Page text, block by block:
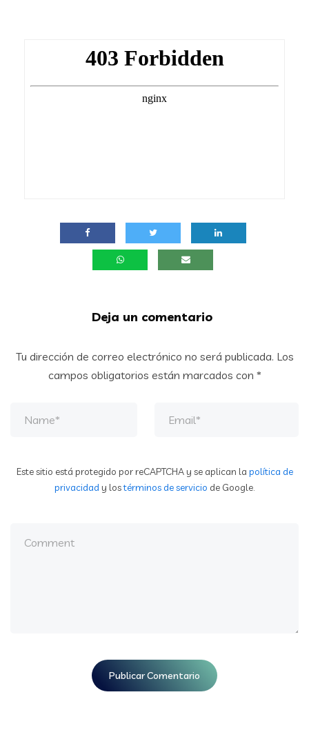
Deja un comentario
Tu dirección de correo electrónico no será publicada. Los
campos obligatorios están marcados con *
Este sitio está protegido por reCAPTCHA y se aplican la política de
privacidad y lostérminos de servicio de Google.